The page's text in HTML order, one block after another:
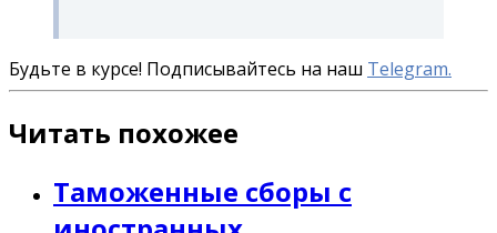
Будьте в курсе! Подписывайтесь на наш Telegram.
Читать похожее
Таможенные сборы с